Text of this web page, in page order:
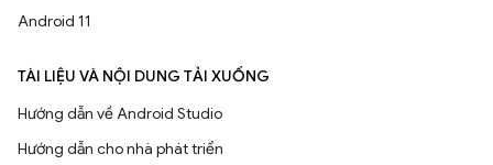
Android 11
TÀI LIỆU VÀ NỘI DUNG TẢI XUỐNG
Hướng dẫn về Android Studio
Hướng dẫn cho nhà phát triển